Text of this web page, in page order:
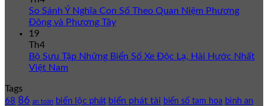
So Sánh Ý Nghĩa Con Số Theo Quan Niệm Phương
Đông và Phương Tây
19
Th4
Bộ Sưu Tập Những Biển Số Xe Độc Lạ, Hài Hước Nhất
Việt Nam
Tags
68 86 an toàn biển lộc phát biển phát tài biển số tam hoa bình an